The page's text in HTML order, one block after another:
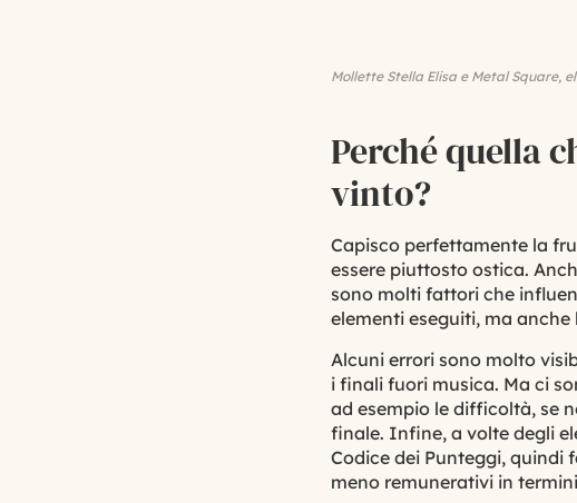
Mollette Stella Elisa e Metal Square,
Perché quella
vinto?
Capisco perfettamente la
essere piuttosto ostica.
sono molti fattori che
elementi eseguiti, ma anche
Alcuni errori sono molto
i finali fuori musica. Ma ci
ad esempio le difficoltà, se
finale. Infine, a volte degli
Codice dei Punteggi, quindi
meno remunerativi in